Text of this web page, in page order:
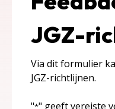
JGZ-
Via dit formulier
JGZ-richtlijnen.
"*" geeft vereiste